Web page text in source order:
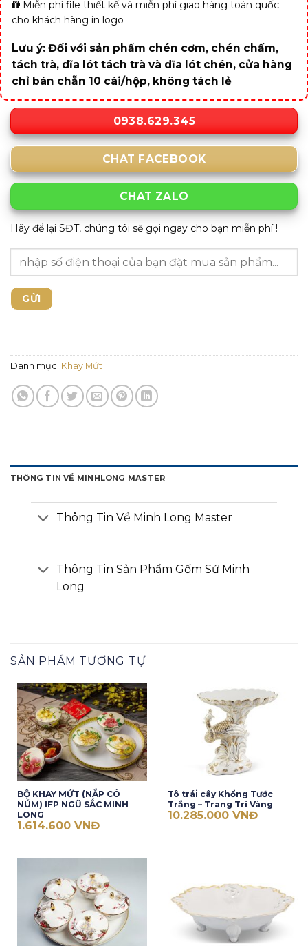
Miễn phí file thiết kế và miễn phí giao hàng toàn quốc
cho khách hàng in logo
Lưu ý: Đối với sản phẩm chén cơm, chén chấm,
tách trà, dĩa lót tách trà và dĩa lót chén, cửa hàng
chỉ bán chẵn 10 cái/hộp, không tách lẻ
0938.629.345
CHAT FACEBOOK
CHAT ZALO
Hãy để lại SĐT, chúng tôi sẽ gọi ngay cho bạn miễn phí !
Danh mục: Khay Mứt
THÔNG TIN VỀ MINHLONG MASTER
Thông Tin Về Minh Long Master
Thông Tin Sản Phẩm Gốm Sứ Minh
Long
SẢN PHẨM TƯƠNG TỰ
BỘ KHAY MỨT (NẮP CÓ
NÚM) IFP NGŨ SẮC MINH
LONG
1.614.600 VNĐ
Tô trái cây Khổng Tước
Trắng – Trang Trí Vàng
10.285.000 VNĐ